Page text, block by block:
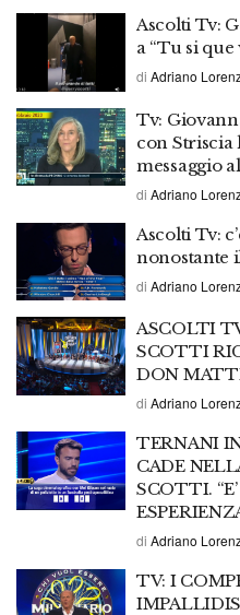
Ascolti Tv:
a “Tu si que
di Adriano
Tv:
con Striscia
messaggio
di Adriano
Ascolti Tv:
nonostante
di Adriano
ASCOLTI
SCOTTI
DON
di Adriano
TERNANI
CADE
SCOTTI.
di Adriano
TV: I